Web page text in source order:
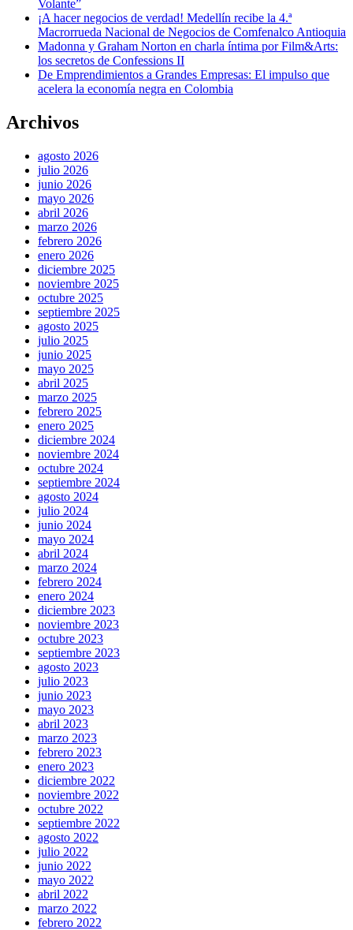
Volante”
¡A hacer negocios de verdad! Medellín recibe la 4.ª
Macrorrueda Nacional de Negocios de Comfenalco Antioquia
Madonna y Graham Norton en charla íntima por Film&Arts:
los secretos de Confessions II
De Emprendimientos a Grandes Empresas: El impulso que
acelera la economía negra en Colombia
Archivos
agosto 2026
julio 2026
junio 2026
mayo 2026
abril 2026
marzo 2026
febrero 2026
enero 2026
diciembre 2025
noviembre 2025
octubre 2025
septiembre 2025
agosto 2025
julio 2025
junio 2025
mayo 2025
abril 2025
marzo 2025
febrero 2025
enero 2025
diciembre 2024
noviembre 2024
octubre 2024
septiembre 2024
agosto 2024
julio 2024
junio 2024
mayo 2024
abril 2024
marzo 2024
febrero 2024
enero 2024
diciembre 2023
noviembre 2023
octubre 2023
septiembre 2023
agosto 2023
julio 2023
junio 2023
mayo 2023
abril 2023
marzo 2023
febrero 2023
enero 2023
diciembre 2022
noviembre 2022
octubre 2022
septiembre 2022
agosto 2022
julio 2022
junio 2022
mayo 2022
abril 2022
marzo 2022
febrero 2022